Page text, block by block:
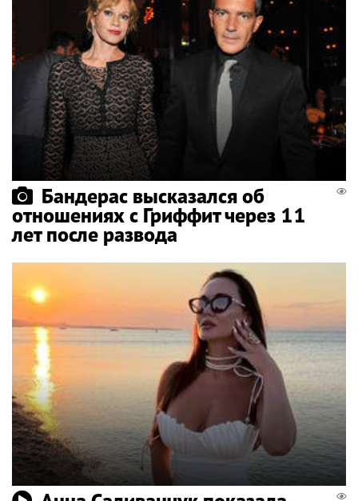
Бандерас высказался об
отношениях с Гриффит через 11
лет после развода